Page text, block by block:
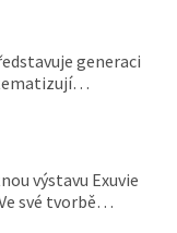
generaci
tematizují…
výstavu Exuvie
své tvorbě…